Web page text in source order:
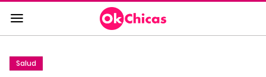
Saltar
al
contenido
Salud